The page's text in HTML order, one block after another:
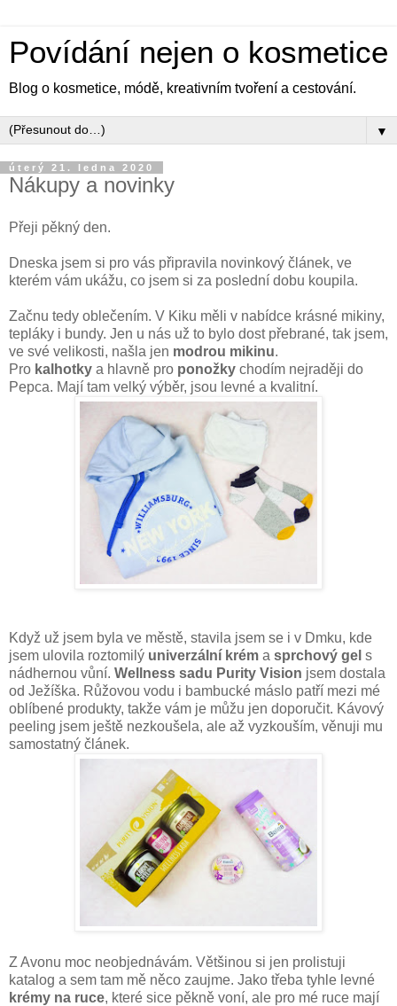
Povídání nejen o kosmetice
Blog o kosmetice, módě, kreativním tvoření a cestování.
▼
úterý 21. ledna 2020
Nákupy a novinky
Přeji pěkný den.
Dneska jsem si pro vás připravila novinkový článek, ve
kterém vám ukážu, co jsem si za poslední dobu koupila.
Začnu tedy oblečením. V Kiku měli v nabídce krásné mikiny,
tepláky i bundy. Jen u nás už to bylo dost přebrané, tak jsem,
ve své velikosti, našla jen modrou mikinu.
Pro kalhotky a hlavně pro ponožky chodím nejraději do
Pepca. Mají tam velký výběr, jsou levné a kvalitní.
Když už jsem byla ve městě, stavila jsem se i v Dmku, kde
jsem ulovila roztomilý univerzální krém a sprchový gel s
nádhernou vůní. Wellness sadu Purity Vision jsem dostala
od Ježíška. Růžovou vodu i bambucké máslo patří mezi mé
oblíbené produkty, takže vám je můžu jen doporučit. Kávový
peeling jsem ještě nezkoušela, ale až vyzkouším, věnuji mu
samostatný článek.
Z Avonu moc neobjednávám. Většinou si jen prolistuji
katalog a sem tam mě něco zaujme. Jako třeba tyhle levné
krémy na ruce, které sice pěkně voní, ale pro mé ruce mají